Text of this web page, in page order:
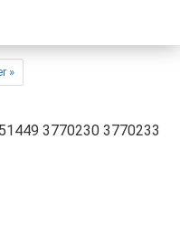
»
3770230 3770233